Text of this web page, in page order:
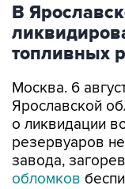
В
топливных
Москва. 6
Ярославской
о ликвидации
резервуаров
завода,
обломков